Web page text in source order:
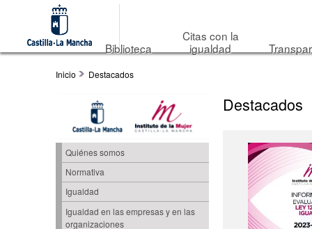
Biblioteca
Citas con la
igualdad
Inicio Destacados
Quiénes somos
Normativa
Igualdad
Igualdad en las empresas y en las
organizaciones
Destacados